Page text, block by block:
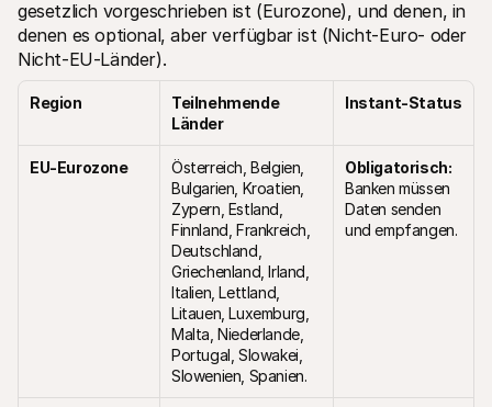
gesetzlich vorgeschrieben ist (Eurozone), und denen, in
denen es optional, aber verfügbar ist (Nicht-Euro- oder
Nicht-EU-Länder).
Region
Teilnehmende
Länder
Instant-Status
EU-Eurozone
Österreich, Belgien,
Bulgarien, Kroatien,
Zypern, Estland,
Finnland, Frankreich,
Deutschland,
Griechenland, Irland,
Italien, Lettland,
Litauen, Luxemburg,
Malta, Niederlande,
Portugal, Slowakei,
Slowenien, Spanien.
Banken müssen
Daten senden
und empfangen.